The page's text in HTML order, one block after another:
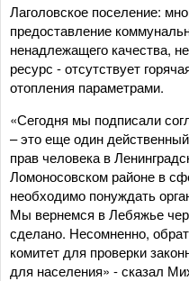
Лаголовское поселение:
предоставление
ненадлежащего качества,
ресурс - отсутствует
отопления параметрами.
«Сегодня мы подписали
– это еще один
прав человека в
Ломоносовском районе в
необходимо понуждать
Мы вернемся в Лебяжье
сделано. Несомненно,
комитет для проверки
для населения» - сказал